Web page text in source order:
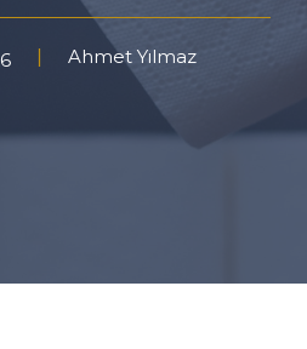
Ahmet Yılmaz